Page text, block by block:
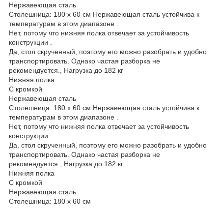
Нержавеющая сталь
Столешница: 180 x 60 см Нержавеющая сталь устойчива к
температурам в этом диапазоне .
Нет, потому что нижняя полка отвечает за устойчивость
конструкции .
Да, стол скрученный, поэтому его можно разобрать и удобно
транспортировать. Однако частая разборка не
рекомендуется., Нагрузка до 182 кг
Нижняя полка
С кромкой
Нержавеющая сталь
Столешница: 180 x 60 см Нержавеющая сталь устойчива к
температурам в этом диапазоне .
Нет, потому что нижняя полка отвечает за устойчивость
конструкции .
Да, стол скрученный, поэтому его можно разобрать и удобно
транспортировать. Однако частая разборка не
рекомендуется., Нагрузка до 182 кг
Нижняя полка
С кромкой
Нержавеющая сталь
Столешница: 180 x 60 см